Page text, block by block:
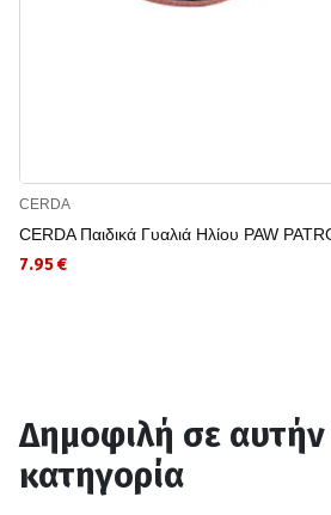
CERDA
CERDA Παιδικά Γυαλιά Ηλίου PAW
7.95 €
Δημοφιλή σε
κατηγορία